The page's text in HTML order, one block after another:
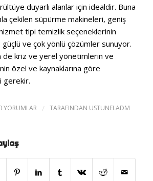
duyarlı alanlar için idealdir. Buna
çekilen süpürme makineleri, geniş
hizmet tipi temizlik seçeneklerinin
güçlü ve çok yönlü çözümler sunuyor.
de kriz ve yerel yönetimlerin ve
özel ve kaynaklarına göre
gerekir.
YORUMLAR / TARAFINDAN USTUNELADM